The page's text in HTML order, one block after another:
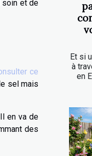
soin et de
ce
sel mais
en va de
des
Et si
à
en